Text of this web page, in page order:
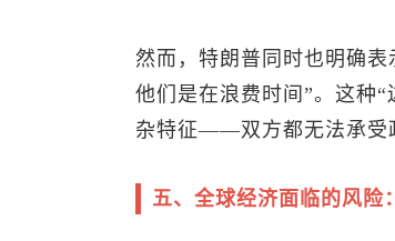
然而，特朗普同时也明确
他们是在浪费时间”。这种
杂特征——双方都无法承受
五、全球经济面临的风险